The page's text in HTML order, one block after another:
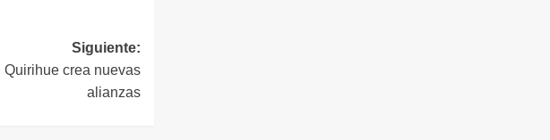
Siguiente:
crea nuevas
alianzas